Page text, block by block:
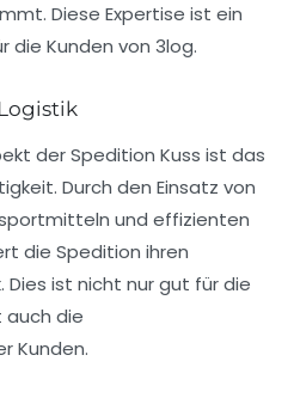
Diese Expertise ist ein
die Kunden von 3log.
der Spedition Kuss ist das
Durch den Einsatz von
und effizienten
die Spedition ihren
Dies ist nicht nur gut für die
auch die
Kunden.